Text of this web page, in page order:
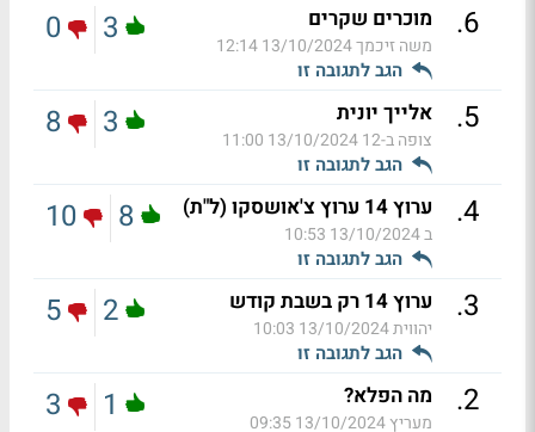
6
. מוכרים שקרים
משה זיכמך13/10/2024 12:14
הגב לתגובה זו
3
0
5
. אלייך יונית
צופה ב-12 13/10/2024 11:00
הגב לתגובה זו
3
8
4
. ערוץ 14 ערוץ צ'אושסקו (ל"ת)
ב13/10/2024 10:53
הגב לתגובה זו
8
10
3
. ערוץ 14 רק בשבת קודש
יהווית13/10/2024 10:03
הגב לתגובה זו
2
5
2
. מה הפלא?
מעריץ13/10/2024 09:35
1
3